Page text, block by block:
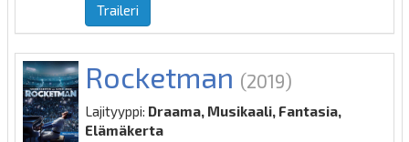
Traileri
Rocketman (2019)
Lajityyppi: Draama, Musikaali, Fantasia,
Elämäkerta